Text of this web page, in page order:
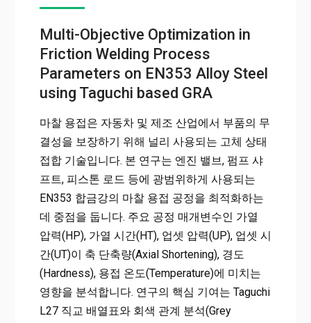
Multi-Objective Optimization in
Friction Welding Process
Parameters on EN353 Alloy Steel
using Taguchi based GRA
마찰 용접은 자동차 및 제조 산업에서 부품의 무
결성을 보장하기 위해 널리 사용되는 고체 상태
접합 기술입니다. 본 연구는 엔진 밸브, 펌프 샤
프트, 피스톤 로드 등에 광범위하게 사용되는
EN353 합금강의 마찰 용접 공정을 최적화하는
데 중점을 둡니다. 주요 공정 매개변수인 가열
압력(HP), 가열 시간(HT), 업셋 압력(UP), 업셋 시
간(UT)이 축 단축량(Axial Shortening), 경도
(Hardness), 용접 온도(Temperature)에 미치는
영향을 분석합니다. 연구의 핵심 기여는 Taguchi
L27 직교 배열표와 회색 관계 분석(Grey